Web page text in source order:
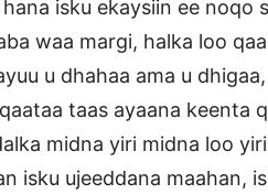
isku ekaysiin ee noqo
waa margi, halka loo
u dhahaa ama u
taas ayaana keenta
midna yiri midna loo
isku ujeeddana maahan,